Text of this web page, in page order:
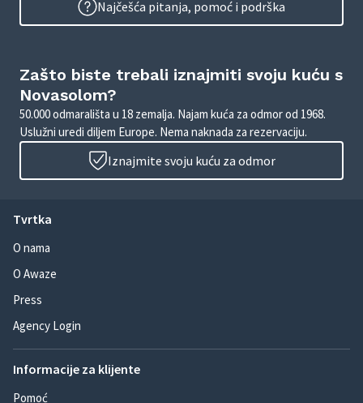
Najčešća pitanja, pomoć i podrška
Zašto biste trebali iznajmiti svoju kuću s
Novasolom?
50.000 odmarališta u 18 zemalja. Najam kuća za odmor od 1968.
Uslužni uredi diljem Europe. Nema naknada za rezervaciju.
Iznajmite svoju kuću za odmor
Tvrtka
O nama
O Awaze
Press
Agency Login
Informacije za klijente
Pomoć